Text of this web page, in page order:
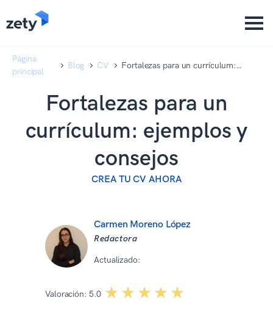
Página
principal
Blog CV
Fortalezas para un currículum:
Fortalezas para un
currículum: ejemplos y
consejos
CREA TU CV AHORA
Carmen Moreno López
Redactora
Actualizado:
Valoración: 5.0 ☆☆☆☆☆
★★★★★